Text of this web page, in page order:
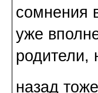
сомнения
уже
родители,
назад